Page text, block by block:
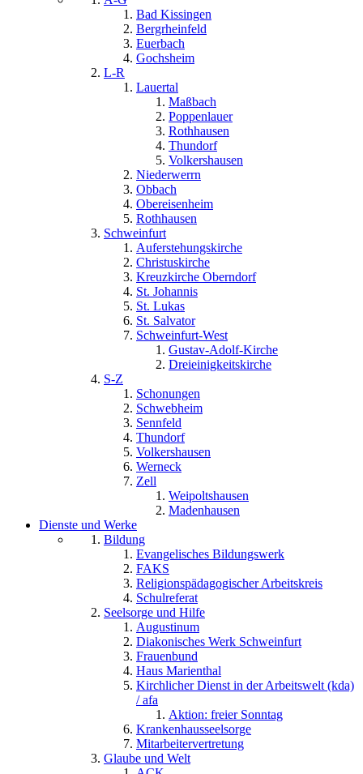
Bad Kissingen
Bergrheinfeld
Euerbach
Gochsheim
L-R
Lauertal
Maßbach
Poppenlauer
Rothhausen
Thundorf
Volkershausen
Niederwerrn
Obbach
Obereisenheim
Rothhausen
Schweinfurt
Auferstehungskirche
Christuskirche
Kreuzkirche Oberndorf
St. Johannis
St. Lukas
St. Salvator
Schweinfurt-West
Gustav-Adolf-Kirche
Dreieinigkeitskirche
S-Z
Schonungen
Schwebheim
Sennfeld
Thundorf
Volkershausen
Werneck
Zell
Weipoltshausen
Madenhausen
Dienste und Werke
Bildung
Evangelisches Bildungswerk
FAKS
Religionspädagogischer Arbeitskreis
Schulreferat
Seelsorge und Hilfe
Augustinum
Diakonisches Werk Schweinfurt
Frauenbund
Haus Marienthal
Kirchlicher Dienst in der Arbeitswelt (kda)
/ afa
Aktion: freier Sonntag
Krankenhausseelsorge
Mitarbeitervertretung
Glaube und Welt